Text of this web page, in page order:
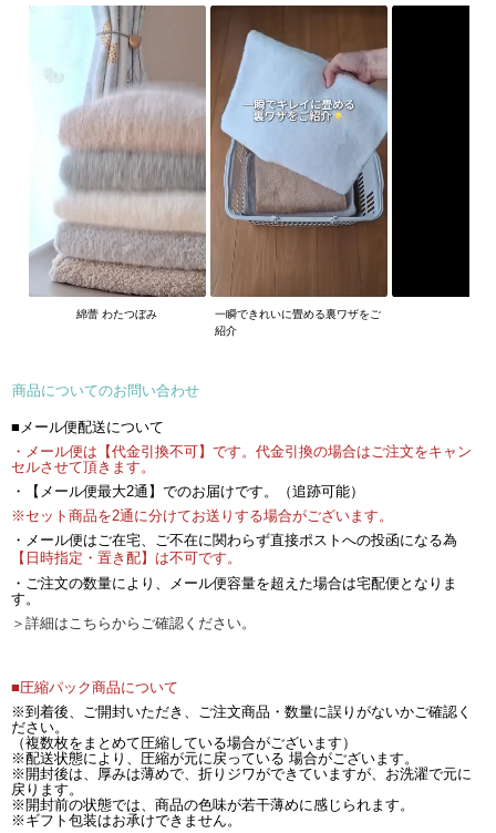
綿蕾 わたつぼみ
一瞬できれいに畳める裏ワザをご
紹介
商品についてのお問い合わせ
■メール便配送について
・メール便は【代金引換不可】です。代金引換の場合はご注文をキャン
セルさせて頂きます。
・【メール便最大2通】でのお届けです。（追跡可能）
※セット商品を2通に分けてお送りする場合がございます。
・メール便はご在宅、ご不在に関わらず直接ポストへの投函になる為
【日時指定・置き配】は不可です。
・ご注文の数量により、メール便容量を超えた場合は宅配便となりま
す。
＞詳細はこちらからご確認ください。
■圧縮パック商品について
※到着後、ご開封いただき、ご注文商品・数量に誤りがないかご確認く
ださい。
（複数枚をまとめて圧縮している場合がございます）
※配送状態により、圧縮が元に戻っている 場合がございます。
※開封後は、厚みは薄めで、折りジワができていますが、お洗濯で元に
戻ります。
※開封前の状態では、商品の色味が若干薄めに感じられます。
※ギフト包装はお承けできません。